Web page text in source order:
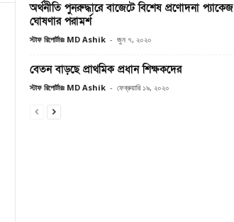
অর্থনীতি পুনরুদ্ধারে বাজেটে বিশেষ প্রণোদনা প্যাকেজ
ঘোষণার পরামর্শ
স্টাফ রিপোর্টারঃ MD Ashik - জুন ৭, ২০২০
বেতন বাড়ছে প্রাথমিক প্রধান শিক্ষকদের
স্টাফ রিপোর্টারঃ MD Ashik - ফেব্রুয়ারি ১৯, ২০২০